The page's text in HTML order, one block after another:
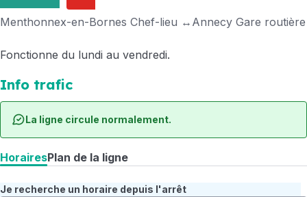
Menthonnex-en-Bornes Chef-lieu Annecy Gare routière
Fonctionne du lundi au vendredi.
Info trafic
La ligne circule normalement.
HorairesPlan de la ligne
Je recherche un horaire depuis l'arrêt